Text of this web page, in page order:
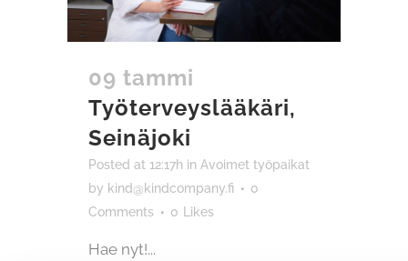
09 tammi
Työterveyslääkäri,
Seinäjoki
Posted at 12:17h in Avoimet työpaikat
by kind@kindcompany.fi
0
Comments
0 Likes
Hae nyt!...